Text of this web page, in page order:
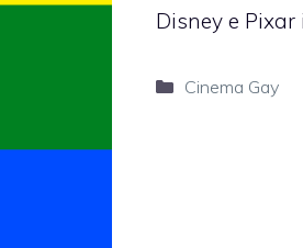
Disney e
Categorie
Cinema Gay